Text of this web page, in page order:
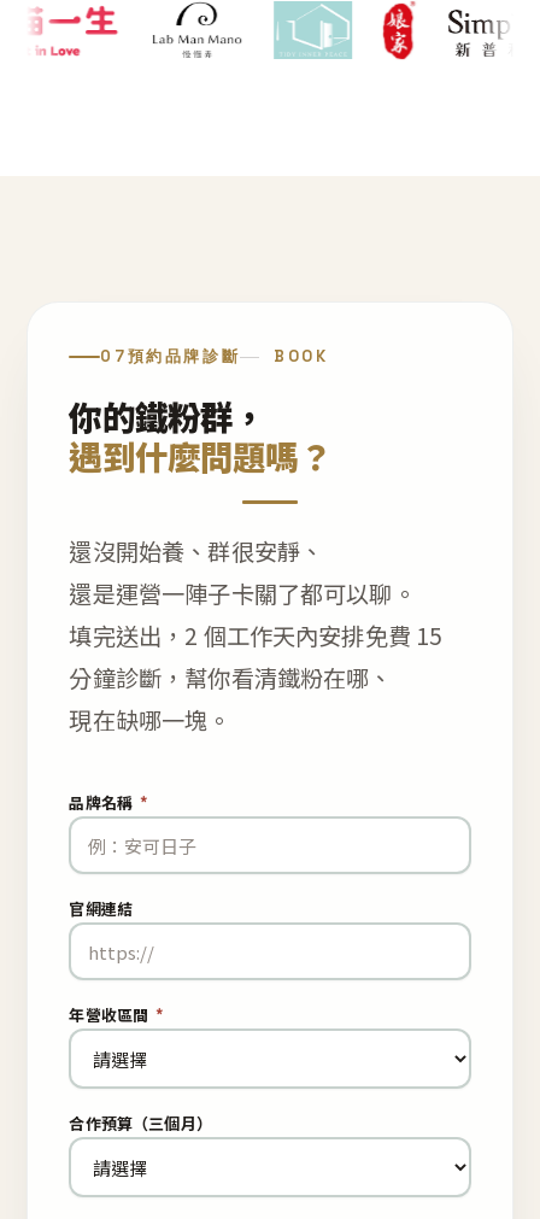
07預約品牌診斷 BOOK
你的鐵粉群，
遇到什麼問題嗎？
還沒開始養、群很安靜、
還是運營一陣子卡關了都可以聊。
填完送出，2 個工作天內安排免費 15
分鐘診斷，幫你看清鐵粉在哪、
現在缺哪一塊。
品牌名稱 *
官網連結
年營收區間 *
合作預算（三個月）